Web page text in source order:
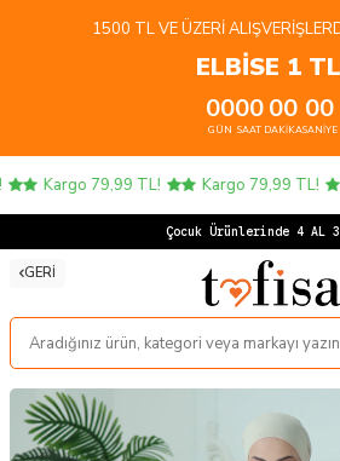
1500 TL VE ÜZERI
ELBİSE 1
00
GÜN
00
SAAT
00
DAKIKA
00
SANIYE
Kargo 79,99 TL! Kargo 79,99 TL!
Çoc
GERI